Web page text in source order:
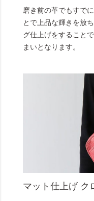
磨き前の革でもすで
とで上品な輝きを放
グ仕上げをすること
まいとなります。
マット仕上げ ク